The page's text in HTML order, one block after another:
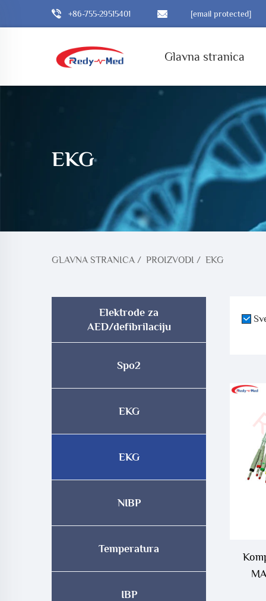
+86-755-29515401 [email protected]
Glavna stranica
EKG
GLAVNA STRANICA/ PROIZVODI / EKG
Elektrode za
AED/defibrilaciju
Spo2
EKG
EKG
NIBP
Temperatura
IBP